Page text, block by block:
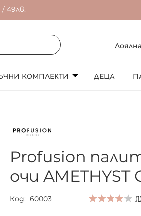
49лв.
КОМПЛЕКТИ ДЕЦА
Profusion
очи AMETHYST
Код 60003